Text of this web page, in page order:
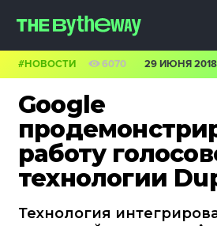
Google
работу
технологии
Технология
#НОВОСТИ 6070 29 ИЮНЯ 2018
КЕЙСЫ